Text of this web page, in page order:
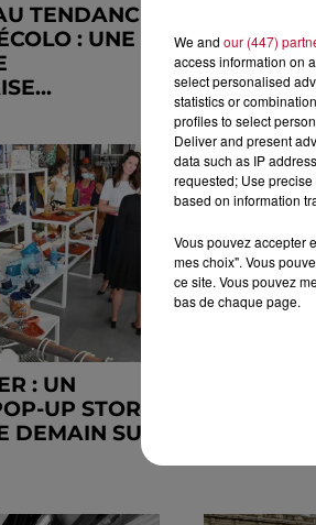
TENDANCE,
: UNE
LES
RÉDAC' :
ASTUCES
FACE À...
: UN
UP STORE
DEMAIN SUR
We and our (447)
access information on
select personalised
statistics or
profiles to select
Deliver and present
data such as IP
requested; Use
based on information
Vous pouvez accepter
mes choix". Vous
ce site. Vous pouvez
bas de chaque page.